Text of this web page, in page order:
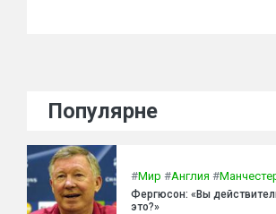
Популярне
#Мир #Англия #
Фергюсон: «Вы
это?»